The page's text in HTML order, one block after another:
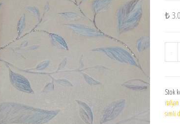
₺
-
Stok
simli